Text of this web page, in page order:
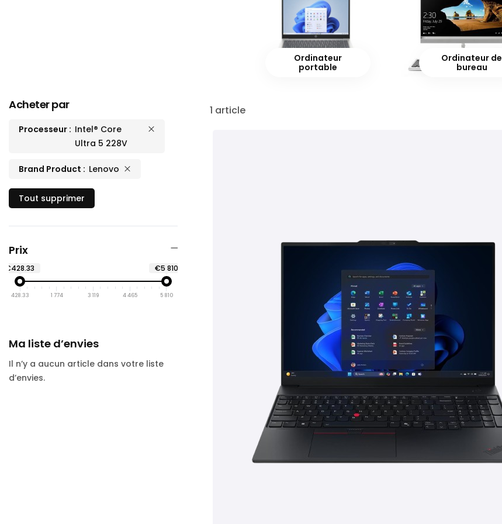
Ordinateur
portable
Ordinateur de
bureau
1 article
Acheter par
Processeur
Intel® Core
Ultra 5 228V
Brand Product Lenovo
Tout supprimer
Prix
€428.33 €5 810
428.33 1 774 3 119 4 465 5 810
Ma liste d’envies
Il n’y a aucun article dans votre liste
d’envies.